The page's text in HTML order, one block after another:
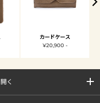
カードケース
¥20,900 -
く